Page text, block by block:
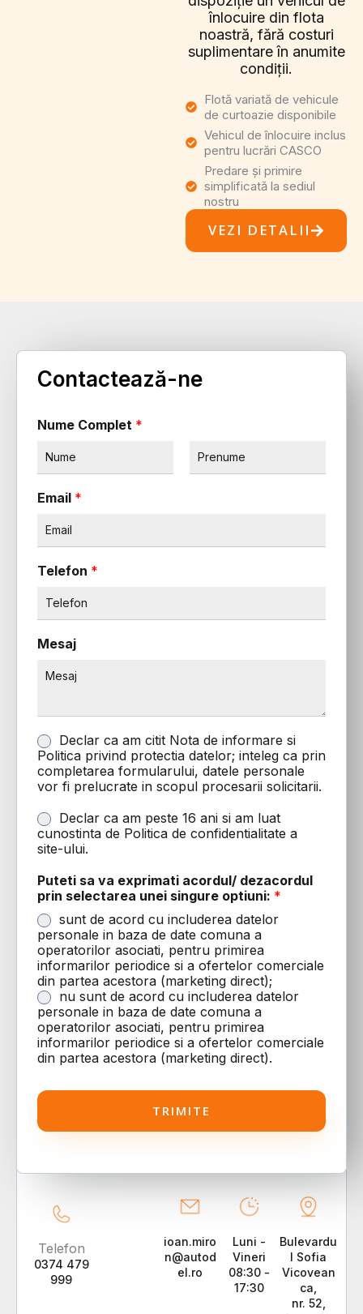
înlocuire din flota
noastră, fără costuri
suplimentare în anumite
condiții.
Flotă variată de vehicule
de curtoazie disponibile
Vehicul de înlocuire inclus
pentru lucrări CASCO
Predare și primire
simplificată la sediul
nostru
VEZI DETALII
Contactează-ne
Nume Complet *
iEmail *
Telefon *
Mesaj
G
d
p
r
Declar ca am citit Nota de informare si
Politica privind protectia datelor; inteleg ca prin
completarea formularului, datele personale
vor fi prelucrate in scopul procesarii solicitarii.
P
e
s
e
1
a
n
i
*
Declar ca am peste 16 ani si am luat
cunostinta de Politica de confidentialitate a
site-ului.
Puteti sa va exprimati acordul/ dezacordul
prin selectarea unei singure optiuni: *
sunt de acord cu includerea datelor
personale in baza de date comuna a
operatorilor asociati, pentru primirea
informarilor periodice si a ofertelor comerciale
din partea acestora (marketing direct);
nu sunt de acord cu includerea datelor
personale in baza de date comuna a
operatorilor asociati, pentru primirea
informarilor periodice si a ofertelor comerciale
din partea acestora (marketing direct).
TRIMITE
Telefon
0374 479
999
ioan.miro
n@autod
el.ro
Luni -
Vineri
08:30 -
17:30
Bulevardu
l Sofia
Vicovean
ca,
nr. 52,